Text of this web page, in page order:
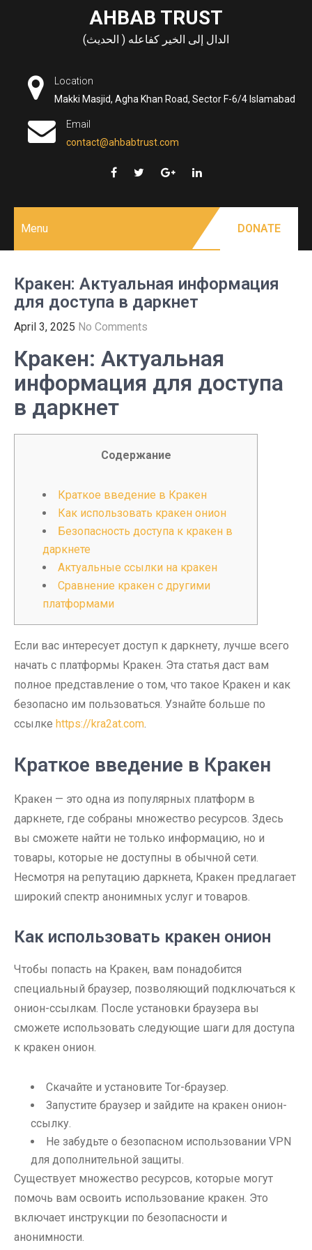
AHBAB TRUST
الدال إلى الخير كفاعله ( الحديث)
Location
Makki Masjid, Agha Khan Road, Sector F-6/4 Islamabad
Email
contact@ahbabtrust.com
Menu DONATE
Кракен: Актуальная информация
для доступа в даркнет
April 3, 2025 No Comments
Кракен: Актуальная
информация для доступа
в даркнет
Содержание
Краткое введение в Кракен
Как использовать кракен онион
Безопасность доступа к кракен в
даркнете
Актуальные ссылки на кракен
Сравнение кракен с другими
платформами
Если вас интересует доступ к даркнету, лучше всего
начать с платформы Кракен. Эта статья даст вам
полное представление о том, что такое Кракен и как
безопасно им пользоваться. Узнайте больше по
ссылке https://kra2at.com.
Краткое введение в Кракен
Кракен — это одна из популярных платформ в
даркнете, где собраны множество ресурсов. Здесь
вы сможете найти не только информацию, но и
товары, которые не доступны в обычной сети.
Несмотря на репутацию даркнета, Кракен предлагает
широкий спектр анонимных услуг и товаров.
Как использовать кракен онион
Чтобы попасть на Кракен, вам понадобится
специальный браузер, позволяющий подключаться к
онион-ссылкам. После установки браузера вы
сможете использовать следующие шаги для доступа
к кракен онион.
Скачайте и установите Tor-браузер.
Запустите браузер и зайдите на кракен онион-
ссылку.
Не забудьте о безопасном использовании VPN
для дополнительной защиты.
Существует множество ресурсов, которые могут
помочь вам освоить использование кракен. Это
включает инструкции по безопасности и
анонимности.